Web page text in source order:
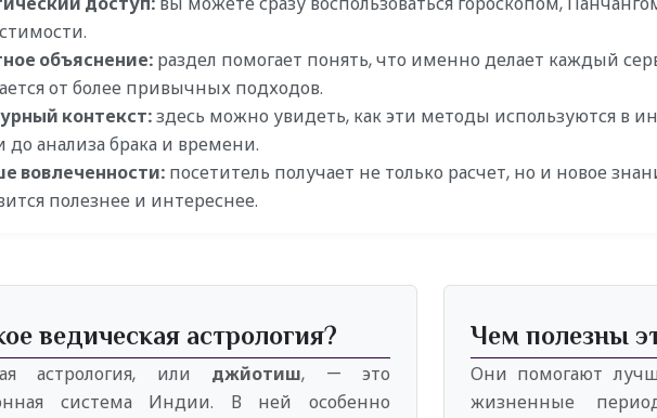
объяснение: раздел помогает понять, что именно делает каждый
от более привычных подходов.
контекст:здесь можно увидеть, как эти методы используются в
анализа брака и времени.
вовлеченности: посетитель получает не только расчет, но и новое
полезнее и интереснее.
ведическая астрология?
астрология, или джйотиш, — это
система Индии. В ней особенно
Чем полезны
Они помогают
жизненные